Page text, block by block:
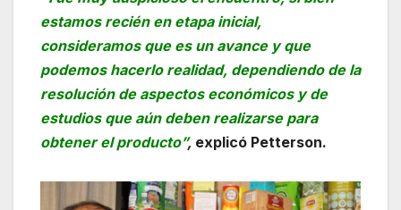
estamos recién en etapa inicial,
consideramos que es un avance y que
podemos hacerlo realidad, dependiendo de la
resolución de aspectos económicos y de
estudios que aún deben realizarse para
obtener el producto”, explicó Petterson.